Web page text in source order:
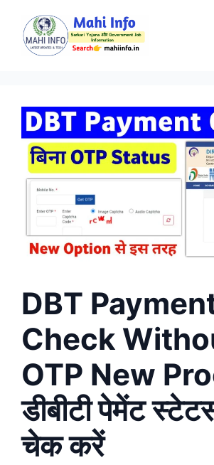
content
DBT
Check
OTP New
डीबीटी पेमेंट
चेक करें